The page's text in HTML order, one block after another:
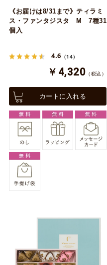
《お届けは8/31まで》ティラミ
ス・ファンタジスタ M 7種31
個入
4.6 （14）
￥4,320 （税込）
カートに入れる